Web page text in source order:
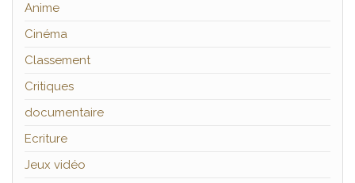
Anime
Cinéma
Classement
Critiques
documentaire
Ecriture
Jeux vidéo